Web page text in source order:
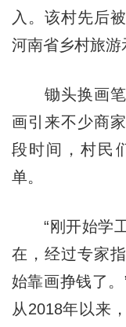
入。该村先后
河南省乡村旅游
锄头换画笔
画引来不少商
段时间，村民
单。
“刚开始学工
在，经过专家
始靠画挣钱了
从2018年以来